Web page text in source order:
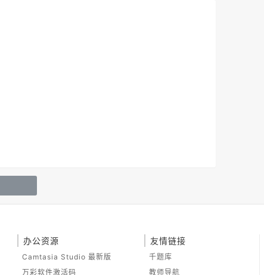
办公资源
Camtasia Studio 最新版
万彩软件激活码
友情链接
千题库
教师导航